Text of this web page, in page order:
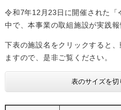
令和7年12月23日に開催された
中で、本事業の取組施設が実践報
下表の施設名をクリックすると
ますので、是非ご覧ください。
表のサイズを切